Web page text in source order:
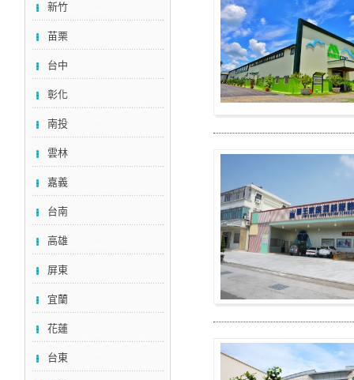
新竹
苗栗
台中
彰化
南投
雲林
嘉義
台南
高雄
屏東
宜蘭
花蓮
台東